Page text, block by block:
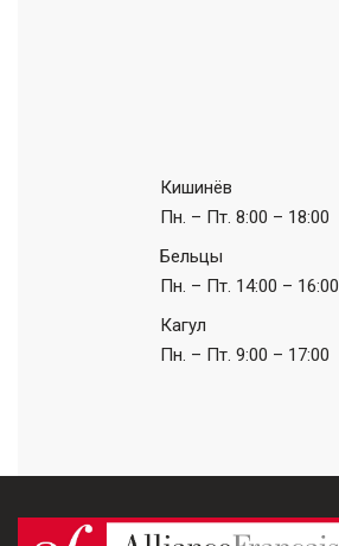
Кишинёв
Пн. – Пт. 8:00 – 18:00
Бельцы
Пн. – Пт. 14:00 – 16:00
Кагул
Пн. – Пт. 9:00 – 17:00